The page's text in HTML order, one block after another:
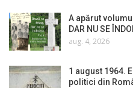
A apărut
DAR NU SE
aug. 4, 2026
1 august 1964.
politici din